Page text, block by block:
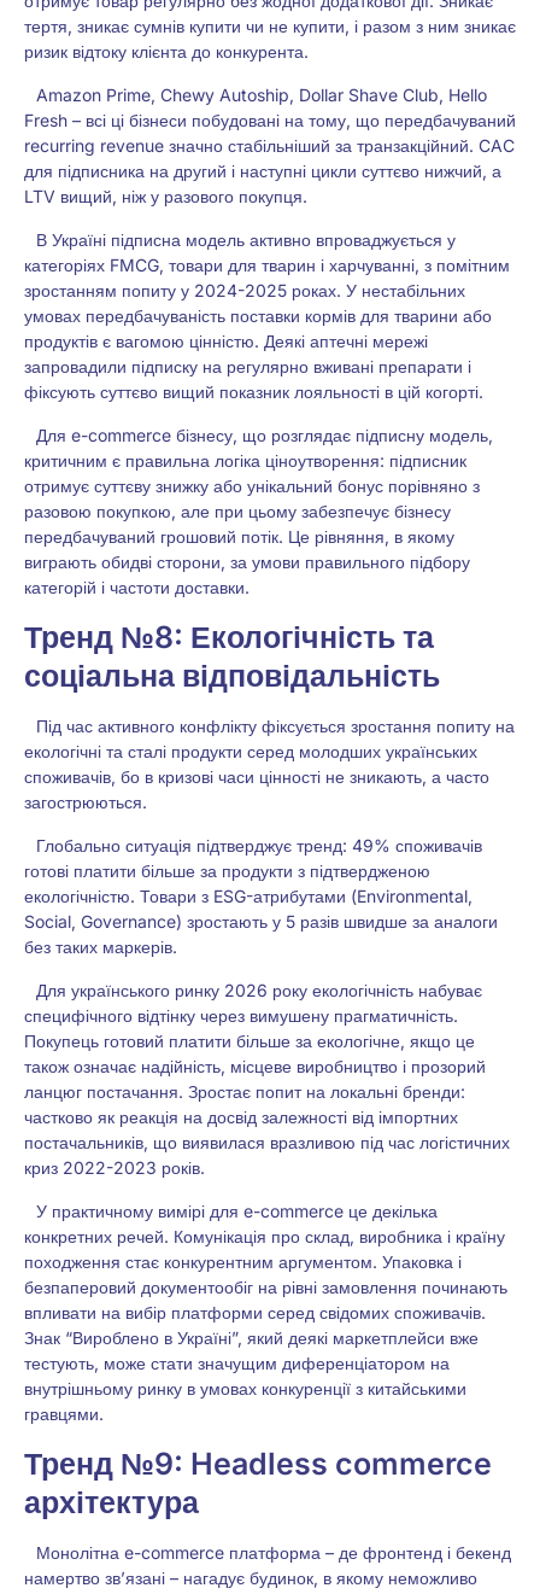
тертя, зникає сумнів купити чи не купити, і разом з ним зникає
ризик відтоку клієнта до конкурента.
Amazon Prime, Chewy Autoship, Dollar Shave Club, Hello
Fresh – всі ці бізнеси побудовані на тому, що передбачуваний
recurring revenue значно стабільніший за транзакційний. CAC
для підписника на другий і наступні цикли суттєво нижчий, а
LTV вищий, ніж у разового покупця.
В Україні підписна модель активно впроваджується у
категоріях FMCG, товари для тварин і харчуванні, з помітним
зростанням попиту у 2024-2025 роках. У нестабільних
умовах передбачуваність поставки кормів для тварини або
продуктів є вагомою цінністю. Деякі аптечні мережі
запровадили підписку на регулярно вживані препарати і
фіксують суттєво вищий показник лояльності в цій когорті.
Для e-commerce бізнесу, що розглядає підписну модель,
критичним є правильна логіка ціноутворення: підписник
отримує суттєву знижку або унікальний бонус порівняно з
разовою покупкою, але при цьому забезпечує бізнесу
передбачуваний грошовий потік. Це рівняння, в якому
виграють обидві сторони, за умови правильного підбору
категорій і частоти доставки.
Тренд №8: Екологічність та
соціальна відповідальність
Під час активного конфлікту фіксується зростання попиту на
екологічні та сталі продукти серед молодших українських
споживачів, бо в кризові часи цінності не зникають, а часто
загострюються.
Глобально ситуація підтверджує тренд: 49% споживачів
готові платити більше за продукти з підтвердженою
екологічністю. Товари з ESG-атрибутами (Environmental,
Social, Governance) зростають у 5 разів швидше за аналоги
без таких маркерів.
Для українського ринку 2026 року екологічність набуває
специфічного відтінку через вимушену прагматичність.
Покупець готовий платити більше за екологічне, якщо це
також означає надійність, місцеве виробництво і прозорий
ланцюг постачання. Зростає попит на локальні бренди:
частково як реакція на досвід залежності від імпортних
постачальників, що виявилася вразливою під час логістичних
криз 2022-2023 років.
У практичному вимірі для e-commerce це декілька
конкретних речей. Комунікація про склад, виробника і країну
походження стає конкурентним аргументом. Упаковка і
безпаперовий документообіг на рівні замовлення починають
впливати на вибір платформи серед свідомих споживачів.
Знак “Вироблено в Україні”, який деякі маркетплейси вже
тестують, може стати значущим диференціатором на
внутрішньому ринку в умовах конкуренції з китайськими
гравцями.
Тренд №9: Headless commerce
архітектура
Монолітна e-commerce платформа – де фронтенд і бекенд
намертво зв’язані – нагадує будинок, в якому неможливо